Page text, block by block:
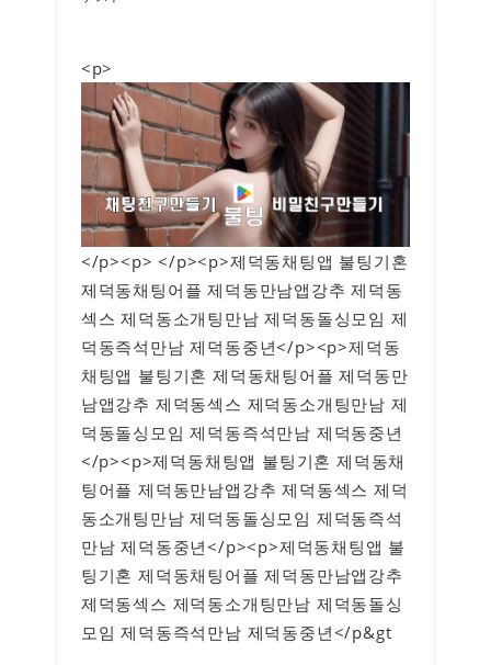
<p>
</p><p> </p><p>제덕동채팅앱 불팅기혼
제덕동채팅어플 제덕동만남앱강추 제덕동
섹스 제덕동소개팅만남 제덕동돌싱모임 제
덕동즉석만남 제덕동중년</p><p>제덕동
채팅앱 불팅기혼 제덕동채팅어플 제덕동만
남앱강추 제덕동섹스 제덕동소개팅만남 제
덕동돌싱모임 제덕동즉석만남 제덕동중년
</p><p>제덕동채팅앱 불팅기혼 제덕동채
팅어플 제덕동만남앱강추 제덕동섹스 제덕
동소개팅만남 제덕동돌싱모임 제덕동즉석
만남 제덕동중년</p><p>제덕동채팅앱 불
팅기혼 제덕동채팅어플 제덕동만남앱강추
제덕동섹스 제덕동소개팅만남 제덕동돌싱
모임 제덕동즉석만남 제덕동중년</p&gt